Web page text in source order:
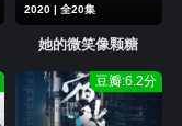
2020 | 全20集
她的微笑像颗糖
豆瓣:6.2分